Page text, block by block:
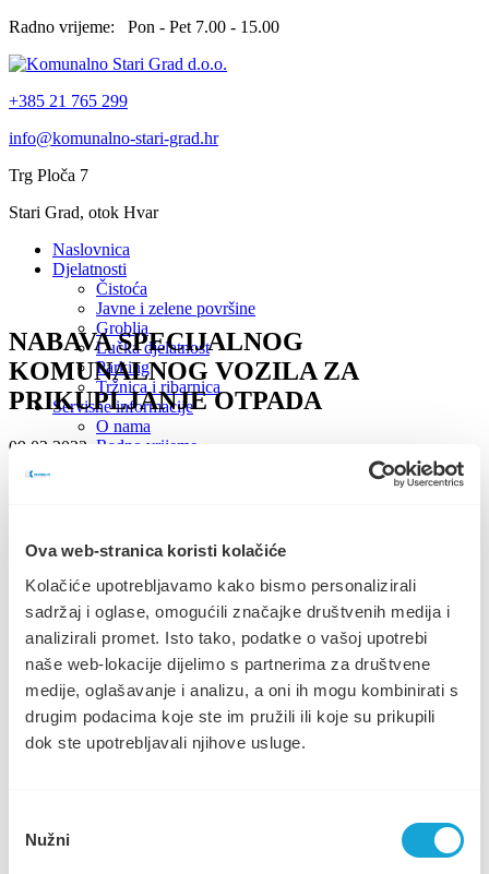
Ova web-stranica koristi kolačiće
Kolačiće upotrebljavamo kako bismo personalizirali
sadržaj i oglase, omogućili značajke društvenih medija i
analizirali promet. Isto tako, podatke o vašoj upotrebi
naše web-lokacije dijelimo s partnerima za društvene
medije, oglašavanje i analizu, a oni ih mogu kombinirati s
drugim podacima koje ste im pružili ili koje su prikupili
dok ste upotrebljavali njihove usluge.
pristanka
Nužni
Radno vrijeme: Pon - Pet 7.00 - 15.00
+385 21 765 299
info@komunalno-stari-grad.hr
Trg Ploča 7
Stari Grad, otok Hvar
Naslovnica
Djelatnosti
Čistoća
Javne i zelene površine
Groblja
Lučka djelatnost
Parking
Tržnica i ribarnica
Servisne informacije
O nama
Radno vrijeme
Poslovanje
Javna nabava
Zakoni i pravilnici
Natječaji
Zaštita osobnih podataka
Cjenik usluga
Novosti i obavijesti
Kontakt
NABAVA SPECIJALNOG
KOMUNALNOG VOZILA ZA
PRIKUPLJANJE OTPADA
09.02.2022.
NABAVA SPECIJALNOG KOMUNALNOG VOZILA ZA
PRIKUPLJANJE OTPADA
NABAVA SPECIJALNOG KOMUNALNOG VOZILA ZA
PRIKUPLJANJE OTPADA
09.02.2022.
i radova do 500.000,00 kn u društvu Komunalno Stari Grad d.o.o.
od 31.12.2019. godine, Naručitelj Komunalno Stari Grad d.o.o.